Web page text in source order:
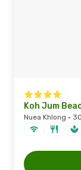
Koh Jum
Nuea Khlong ·